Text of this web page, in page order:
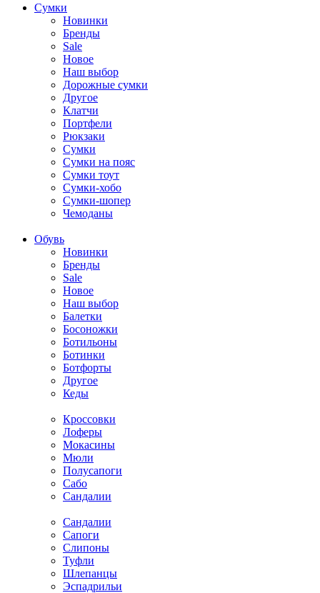
Cумки
Новинки
Бренды
Sale
Новое
Наш выбор
Дорожные сумки
Другое
Клатчи
Портфели
Рюкзаки
Сумки
Сумки на пояс
Сумки тоут
Сумки-хобо
Сумки-шопер
Чемоданы
Обувь
Новинки
Бренды
Sale
Новое
Наш выбор
Балетки
Босоножки
Ботильоны
Ботинки
Ботфорты
Другое
Кеды
Кроссовки
Лоферы
Мокасины
Мюли
Полусапоги
Сабо
Сандалии
Сандалии
Сапоги
Слипоны
Туфли
Шлепанцы
Эспадрильи